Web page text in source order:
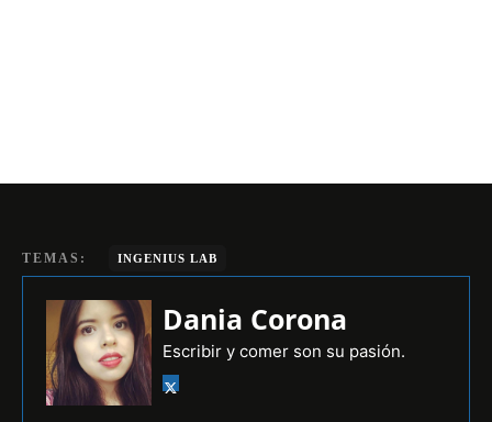
TEMAS: INGENIUS LAB
Dania Corona
Escribir y comer son su pasión.